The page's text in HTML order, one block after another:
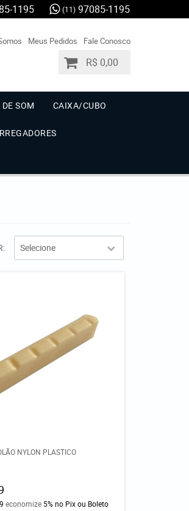
1195 (11) 97085-1195
Meus Pedidos Fale Conosco
R$ 0,00
SOM CAIXA/CUBO
Selecione
NYLON PLASTICO
economize 5% no Pix ou Boleto